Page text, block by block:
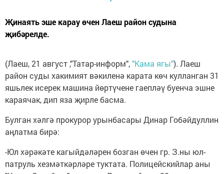
Җинаять эше карау өчен Лаеш район судына
җибәрелде.
(Лаеш, 21 август ,"Татар-информ","Кама ягы"). Лаеш
район суды хакимият вәкиленә карата көч кулланган 31
яшьлек исерек машина йөртүчене гаепләү буенча эшне
караячак, дип яза җирле басма.
Булган хәлгә прокурор урынбасары Динар Гобәйдуллин
аңлатма бирә:
-Юл хәрәкәте кагыйдәләрен бозган өчен гр. З.ны юл-
патруль хезмәткәрләре туктата. Полицейскийлар аны